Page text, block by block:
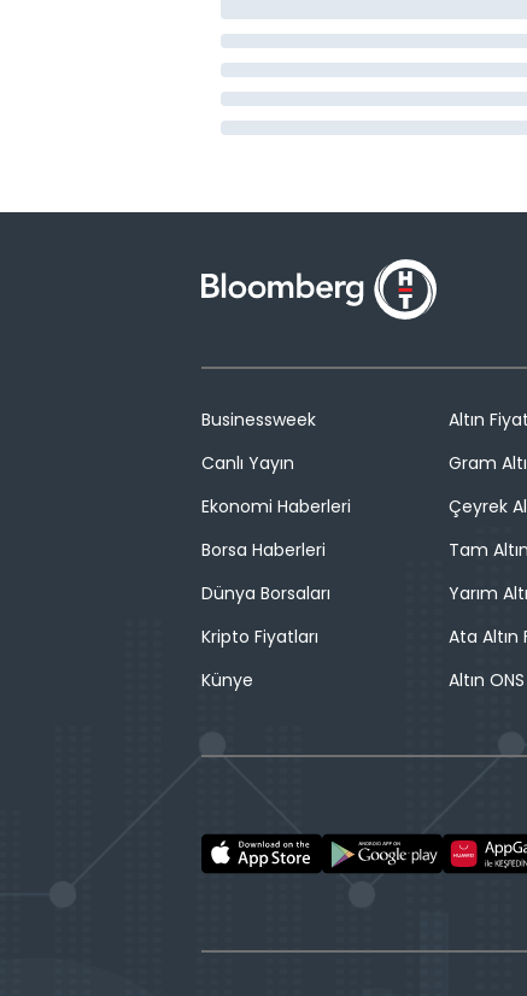
Businessweek
Canlı Yayın
Ekonomi Haberleri
Borsa Haberleri
Dünya Borsaları
Kripto Fiyatları
Künye
Altın
Gram
Çeyrek
Tam
Yarım
Ata Altın
Altın